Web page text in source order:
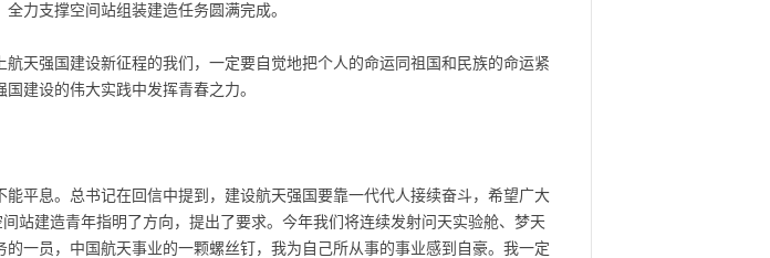
力支撑空间站组装建造任务圆满完成。
天强国建设新征程的我们，一定要自觉地把个人的命运同祖国和民族的命运紧
建设的伟大实践中发挥青春之力。
平息。总书记在回信中提到，建设航天强国要靠一代代人接续奋斗，希望广大
站建造青年指明了方向，提出了要求。今年我们将连续发射问天实验舱、梦天
一员，中国航天事业的一颗螺丝钉，我为自己所从事的事业感到自豪。我一定